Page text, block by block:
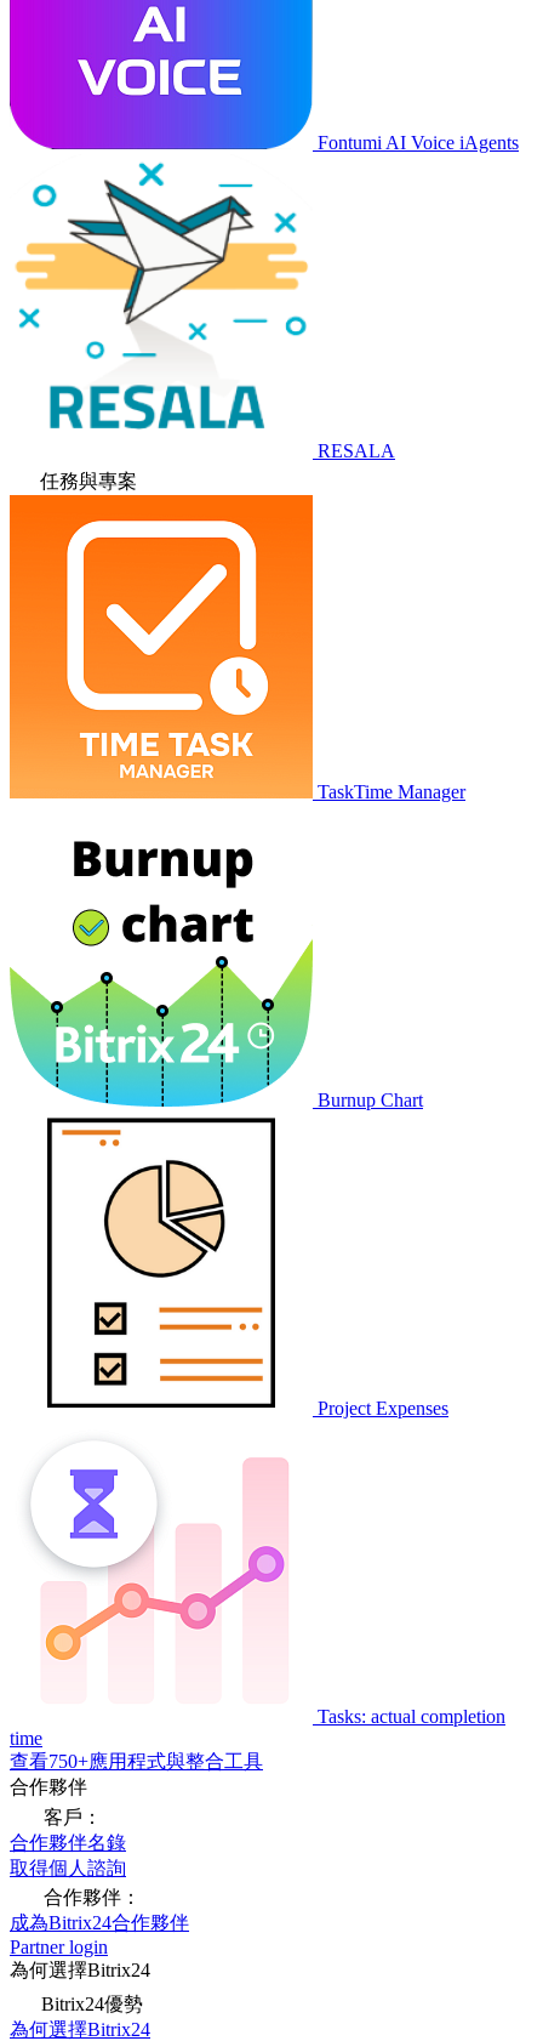
Fontumi AI Voice iAgents
RESALA
任務與專案
TaskTime Manager
Burnup Chart
Project Expenses
Tasks: actual completion
time
查看750+應用程式與整合工具
合作夥伴
客戶：
合作夥伴名錄
取得個人諮詢
合作夥伴：
成為Bitrix24合作夥伴
Partner login
為何選擇Bitrix24
Bitrix24優勢
為何選擇Bitrix24